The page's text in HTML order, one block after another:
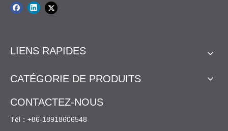
LIENS RAPIDES
CATÉGORIE DE PRODUITS
CONTACTEZ-NOUS
Tél：+86-18918606548